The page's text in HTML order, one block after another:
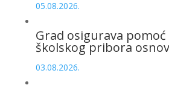
05.08.2026.
Grad osigurava
školskog pribora
03.08.2026.